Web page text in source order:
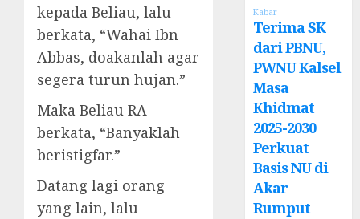
kepada Beliau, lalu
berkata, “Wahai Ibn
Abbas, doakanlah agar
segera turun hujan.”
Maka Beliau RA
berkata, “Banyaklah
beristigfar.”
Datang lagi orang
yang lain, lalu
Kabar
Terima SK
dari PBNU,
PWNU Kalsel
Masa
Khidmat
2025-2030
Perkuat
Basis NU di
Akar
Rumput